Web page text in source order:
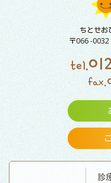
ちとせお
〒066 -
tel.
fax.
診